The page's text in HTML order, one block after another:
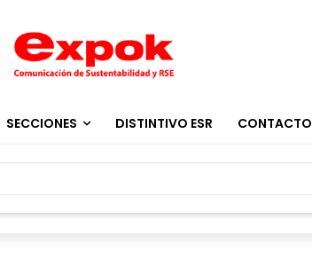
SECCIONES DISTINTIVO ESR CONTACTO